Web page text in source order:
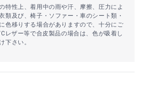
特性上、着用中の雨や汗、摩擦、圧力によ
類及び、椅子・ソファー・車のシート類・
色移りする場合がありますので、十分にご
レザー等で合皮製品の場合は、色が吸着し
下さい。